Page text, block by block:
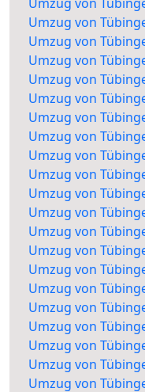
Umzug von
Umzug von
Umzug von
Umzug von
Umzug von
Umzug von
Umzug von
Umzug von
Umzug von
Umzug von
Umzug von
Umzug von
Umzug von
Umzug von
Umzug von
Umzug von
Umzug von
Umzug von
Umzug von
Umzug von